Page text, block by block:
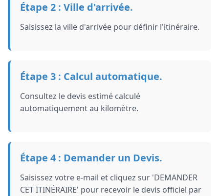
Étape 2 : Ville d'arrivée.
Saisissez la ville d'arrivée pour définir l'itinéraire.
Étape 3 : Calcul automatique.
Consultez le devis estimé calculé
automatiquement au kilomètre.
Étape 4 : Demander un Devis.
Saisissez votre e-mail et cliquez sur 'DEMANDER
CET ITINÉRAIRE' pour recevoir le devis officiel par